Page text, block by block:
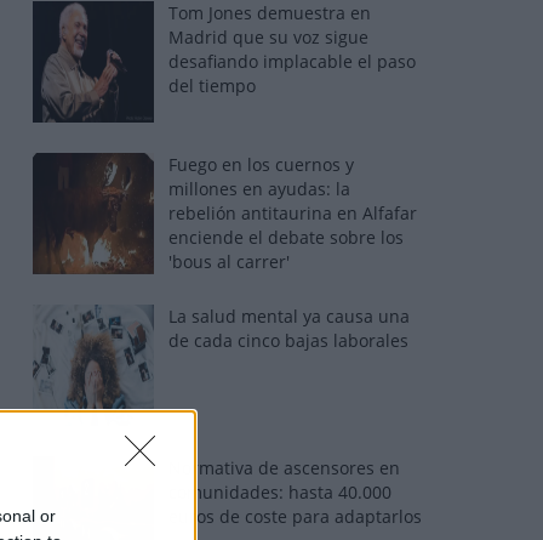
or
Tom Jones demuestra en
Madrid que su voz sigue
desafiando implacable el paso
del tiempo
Fuego en los cuernos y
millones en ayudas: la
rebelión antitaurina en Alfafar
enciende el debate sobre los
'bous al carrer'
La salud mental ya causa una
de cada cinco bajas laborales
Normativa de ascensores en
comunidades: hasta 40.000
euros de coste para adaptarlos